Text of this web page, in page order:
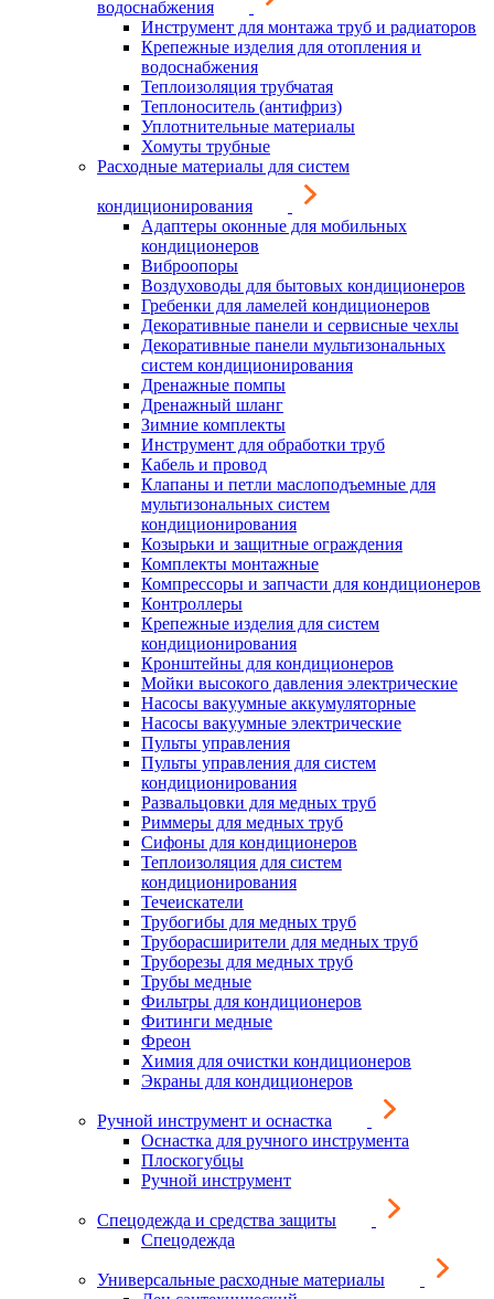
водоснабжения
Инструмент для монтажа труб и радиаторов
Крепежные изделия для отопления и
водоснабжения
Теплоизоляция трубчатая
Теплоноситель (антифриз)
Уплотнительные материалы
Хомуты трубные
Расходные материалы для систем
кондиционирования
Адаптеры оконные для мобильных
кондиционеров
Виброопоры
Воздуховоды для бытовых кондиционеров
Гребенки для ламелей кондиционеров
Декоративные панели и сервисные чехлы
Декоративные панели мультизональных
систем кондиционирования
Дренажные помпы
Дренажный шланг
Зимние комплекты
Инструмент для обработки труб
Кабель и провод
Клапаны и петли маслоподъемные для
мультизональных систем
кондиционирования
Козырьки и защитные ограждения
Комплекты монтажные
Компрессоры и запчасти для кондиционеров
Контроллеры
Крепежные изделия для систем
кондиционирования
Кронштейны для кондиционеров
Мойки высокого давления электрические
Насосы вакуумные аккумуляторные
Насосы вакуумные электрические
Пульты управления
Пульты управления для систем
кондиционирования
Развальцовки для медных труб
Риммеры для медных труб
Сифоны для кондиционеров
Теплоизоляция для систем
кондиционирования
Течеискатели
Трубогибы для медных труб
Труборасширители для медных труб
Труборезы для медных труб
Трубы медные
Фильтры для кондиционеров
Фитинги медные
Фреон
Химия для очистки кондиционеров
Экраны для кондиционеров
Ручной инструмент и оснастка
Оснастка для ручного инструмента
Плоскогубцы
Ручной инструмент
Спецодежда и средства защиты
Спецодежда
Универсальные расходные материалы